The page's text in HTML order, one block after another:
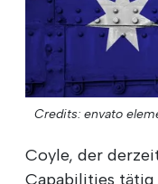
Credits: envato
Coyle, der
Capabilities